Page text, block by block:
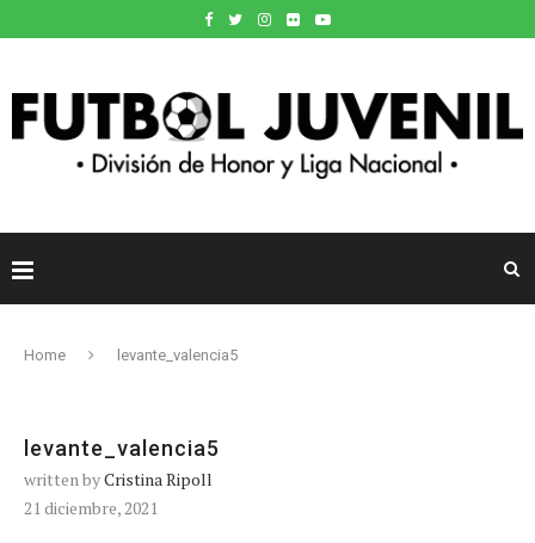
Home levante_valencia5
levante_valencia5
written byCristina Ripoll
21 diciembre, 2021